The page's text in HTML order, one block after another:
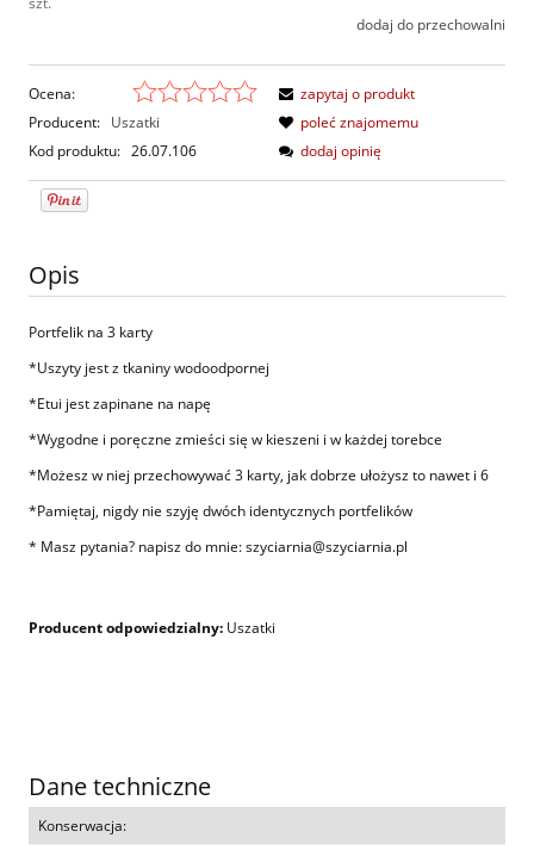
dodaj do przechowalni
Ocena:
Producent: Uszatki
Kod produktu: 26.07.106
zapytaj o produkt
poleć znajomemu
dodaj opinię
Opis
Portfelik na 3 karty
*Uszyty jest z tkaniny wodoodpornej
*Etui jest zapinane na napę
*Wygodne i poręczne zmieści się w kieszeni i w każdej torebce
*Możesz w niej przechowywać 3 karty, jak dobrze ułożysz to nawet i 6
*Pamiętaj, nigdy nie szyję dwóch identycznych portfelików
* Masz pytania? napisz do mnie: szyciarnia@szyciarnia.pl
Producent odpowiedzialny: Uszatki
Dane techniczne
Konserwacja: